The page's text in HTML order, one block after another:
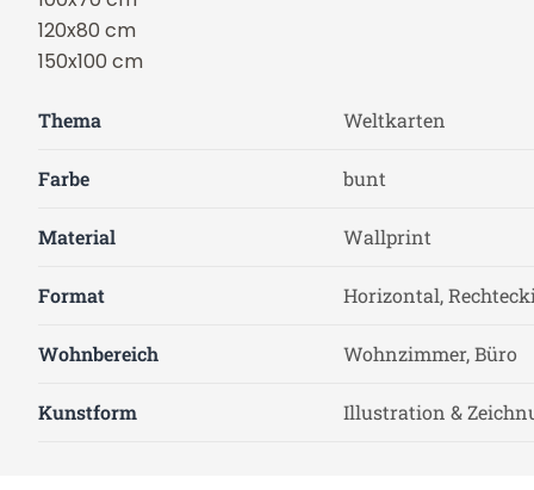
120x80 cm
150x100 cm
Thema Weltkarten
Farbe bunt
Material Wallprint
Format Horizontal,
Wohnbereich Wohnzimmer, Büro
Kunstform Illustration &